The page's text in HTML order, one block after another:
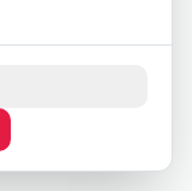
WCAG 2.1 AA